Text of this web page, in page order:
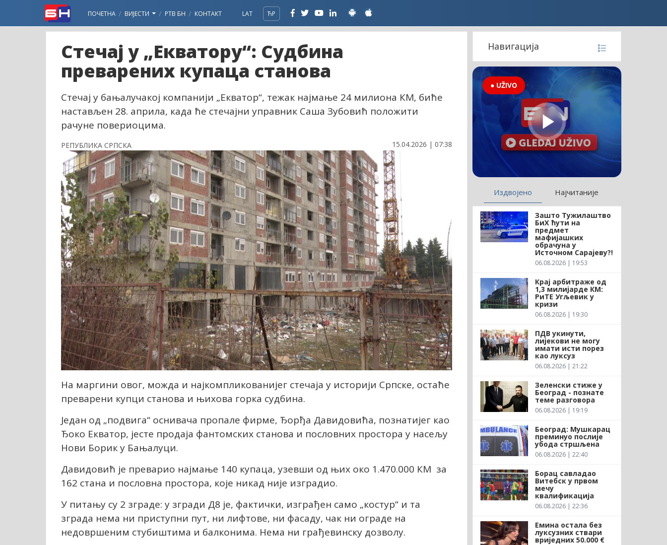
ПОЧЕТНА ВИЈЕСТИ РТВ БН КОНТАКТ LAT ЋР
Стечај у „Екватору“: Судбина
преварених купаца станова
Стечај у бањалучакој компанији „Екватор“, тежак најмање 24 милиона КМ, биће
настављен 28. априла, када ће стечајни управник Саша Зубовић положити
рачуне повериоцима.
РЕПУБЛИКА СРПСКА 15.04.2026 | 07:38
На маргини овог, можда и најкомпликованијег стечаја у историји Српске, остаће
преварени купци станова и њихова горка судбина.
Један од „подвига“ оснивача пропале фирме, Ђорђа Давидовића, познатијег као
Ђоко Екватор, јесте продаја фантомских станова и пословних простора у насељу
Нови Борик у Бањалуци.
Давидовић је преварио најмање 140 купаца, узевши од њих око 1.470.000 КМ за
162 стана и пословна простора, које никад није изградио.
У питању су 2 зграде: у згради Д8 је, фактички, изграђен само „костур“ и та
зграда нема ни приступни пут, ни лифтове, ни фасаду, чак ни ограде на
недовршеним стубиштима и балконима. Нема ни грађевинску дозволу.
Навигација
● UŽIVO
Издвојено Најчитаније
Зашто Тужилаштво
БиХ ћути на
предмет
мафијашких
обрачуна у
Источном Сарајеву?!
06.08.2026 | 19:53
Крај арбитраже од
1,3 милијарде КМ:
РиТЕ Угљевик у
кризи
06.08.2026 | 19:30
ПДВ укинути,
лијекови не могу
имати исти порез
као луксуз
06.08.2026 | 21:22
Зеленски стиже у
Београд - познате
теме разговора
06.08.2026 | 19:19
Београд: Мушкарац
преминуо послије
убода стршљена
06.08.2026 | 22:40
Борац савладао
Витебск у првом
мечу
квалификација
06.08.2026 | 22:36
Емина остала без
луксузних ствари
вриједних 50.000 €